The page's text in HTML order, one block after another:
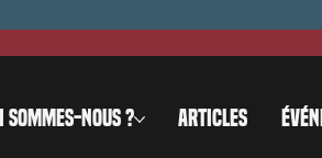
SOMMES-NOUS ? ARTICLES